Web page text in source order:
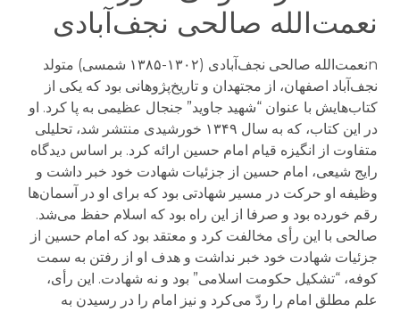
نعمت‌الله صالحی نجف‌آبادی
nنعمت‌الله صالحی نجف‌آبادی (۱۳۰۲-۱۳۸۵ شمسی) متولد
نجف‌آباد اصفهان، از مجتهدان و تاریخ‌پژوهانی بود که یکی از
کتاب‌هایش با عنوان “شهید جاوید” جنجال عظیمی به پا کرد. او
در این کتاب، که به سال ۱۳۴۹ خورشیدی منتشر شد، تحلیلی
متفاوت از انگیزه قیام امام حسین ارائه کرد. بر اساس دیدگاه
رایج شیعی، امام حسین از جزئیات شهادت خود خبر داشت و
وظیفه او حرکت در مسیر شهادتی بود که برای او در آسمان‌ها
رقم خورده بود و صرفا از این راه بود که اسلام حفظ می‌شد.
صالحی با این رأی مخالفت کرد و معتقد بود که امام حسین از
جزئیات شهادت خود خبر نداشت و هدف او از رفتن به سمت
کوفه، “تشکیل حکومت اسلامی” بود و نه شهادت. این رأی،
علم مطلق امام را ردّ می‌کرد و نیز امام را در رسیدن به